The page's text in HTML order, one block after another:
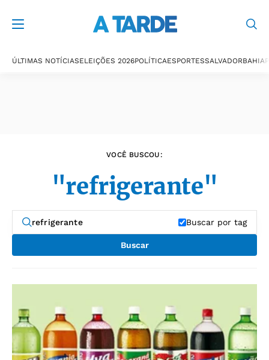
ÚLTIMAS NOTÍCIASELEIÇÕES 2026POLÍTICAESPORTESSALVADORBAHIA
VOCÊ BUSCOU:
"refrigerante"
Buscar por tag
Buscar